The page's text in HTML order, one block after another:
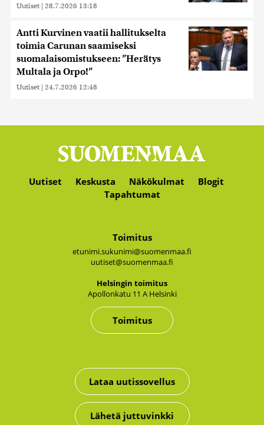
Uutiset | 28.7.2026 13:18
Antti Kurvinen vaatii hallitukselta
toimia Carunan saamiseksi
suomalaisomistukseen: ”Herätys
Multala ja Orpo!”
Uutiset | 24.7.2026 12:48
Uutiset Keskusta Näkökulmat
Blogit
Tapahtumat
Toimitus
etunimi.sukunimi@suomenmaa.fi
uutiset@suomenmaa.fi
Hel­sin­gin toi­mi­tus
Apol­lon­ka­tu 11 A Hel­sin­ki
Toimitus
Lataa uutissovellus
Lähetä juttuvinkki